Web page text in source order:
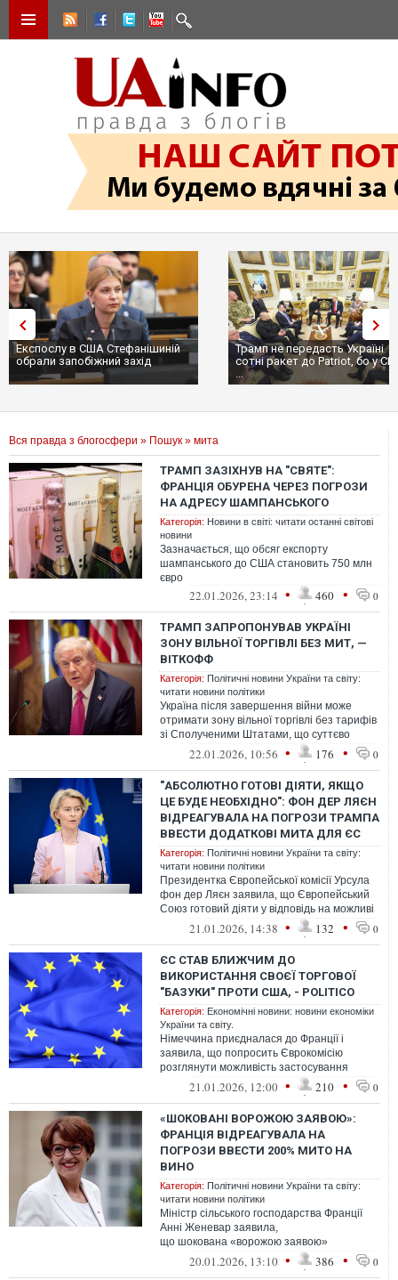
Експослу в США Стефанішиній
обрали запобіжний захід
Трамп не передасть Україні
сотні ракет до Patriot, бо у
...
Вся правда з блогосфери » Пошук » мита
ТРАМП ЗАЗІХНУВ НА "СВЯТЕ":
ФРАНЦІЯ ОБУРЕНА ЧЕРЕЗ ПОГРОЗИ
НА АДРЕСУ ШАМПАНСЬКОГО
Категорія: Новини в світі: читати останні світові
новини
Зазначається, що обсяг експорту
шампанського до США становить 750 млн
євро
22.01.2026, 23:14 • 460 • 0
ТРАМП ЗАПРОПОНУВАВ УКРАЇНІ
ЗОНУ ВІЛЬНОЇ ТОРГІВЛІ БЕЗ МИТ, —
ВІТКОФФ
Категорія: Політичні новини України та світу:
читати новини політики
Україна після завершення війни може
отримати зону вільної торгівлі без тарифів
зі Сполученими Штатами, що суттєво
сприятиме відновленню країни
22.01.2026, 10:56 • 176 • 0
"АБСОЛЮТНО ГОТОВІ ДІЯТИ, ЯКЩО
ЦЕ БУДЕ НЕОБХІДНО": ФОН ДЕР ЛЯЄН
ВІДРЕАГУВАЛА НА ПОГРОЗИ ТРАМПА
ВВЕСТИ ДОДАТКОВІ МИТА ДЛЯ ЄС
Категорія: Політичні новини України та світу:
читати новини політики
Президентка Європейської комісії Урсула
фон дер Ляєн заявила, що Європейський
Союз готовий діяти у відповідь на можливі
додаткові мита з боку США, якщ...
21.01.2026, 14:38 • 132 • 0
ЄС СТАВ БЛИЖЧИМ ДО
ВИКОРИСТАННЯ СВОЄЇ ТОРГОВОЇ
"БАЗУКИ" ПРОТИ США, - POLITICO
Категорія: Економічні новини: новини економіки
України та світу.
Німеччина приєдналася до Франції і
заявила, що попросить Єврокомісію
розглянути можливість застосування
інструменту проти примусу на
надзвичайному сам...
21.01.2026, 12:00 • 210 • 0
«ШОКОВАНІ ВОРОЖОЮ ЗАЯВОЮ»:
ФРАНЦІЯ ВІДРЕАГУВАЛА НА
ПОГРОЗИ ВВЕСТИ 200% МИТО НА
ВИНО
Категорія: Політичні новини України та світу:
читати новини політики
Міністр сільського господарства Франції
Анні Женевар заявила,
що шокована «ворожою заявою»
президента США Дональда Трампа
з погрозою запровадити мита ...
20.01.2026, 13:10 • 386 • 0